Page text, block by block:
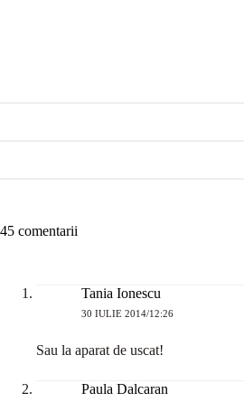
45 comentarii
Tania Ionescu
30 IULIE 2014/12:26
Sau la aparat de uscat!
Paula Dalcaran